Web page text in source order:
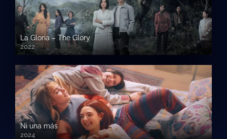
La Gloria – The Glory
2022
Ni una más
2024